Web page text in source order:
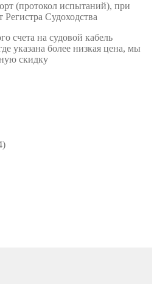
(протокол испытаний), при
Судоходства
счета на судовой кабель
указана более низкая цена, мы
скидку